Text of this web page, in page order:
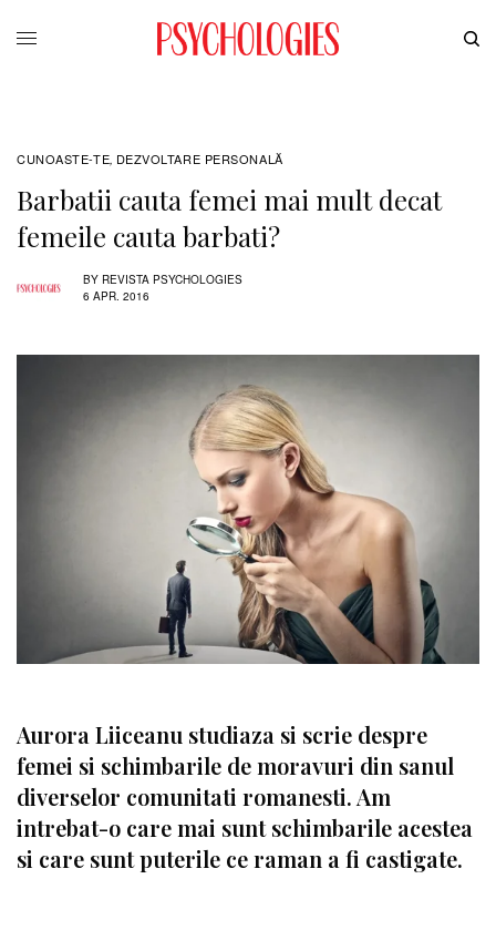
CUNOASTE-TE, DEZVOLTARE PERSONALĂ
Barbatii cauta femei mai mult decat
femeile cauta barbati?
BY REVISTA PSYCHOLOGIES
6 APR. 2016
Aurora Liiceanu studiaza si scrie despre
femei si schimbarile de moravuri din sanul
diverselor comunitati romanesti. Am
intrebat-o care mai sunt schimbarile acestea
si care sunt puterile ce raman a fi castigate.